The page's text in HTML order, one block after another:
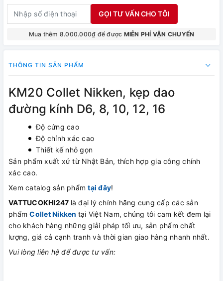
GỌI TƯ VẤN CHO TÔI
Mua thêm 8.000.000₫ để được MIỄN PHÍ VẬN CHUYỂN
THÔNG TIN SẢN PHẨM
KM20 Collet Nikken, kẹp dao
đường kính D6, 8, 10, 12, 16
Độ cứng cao
Độ chính xác cao
Thiết kế nhỏ gọn
Sản phẩm xuất xứ từ Nhật Bản, thích hợp gia công chính
xác cao.
Xem catalog sản phẩmtại đây!
VATTUCOKHI247 là đại lý chính hãng cung cấp các sản
phẩmCollet Nikken tại Việt Nam, chúng tôi cam kết đem lại
cho khách hàng những giải pháp tối ưu, sản phẩm chất
lượng, giá cả cạnh tranh và thời gian giao hàng nhanh nhất.
Vui lòng liên hệ để được tư vấn: